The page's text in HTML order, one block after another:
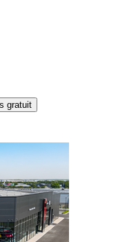
gratuit